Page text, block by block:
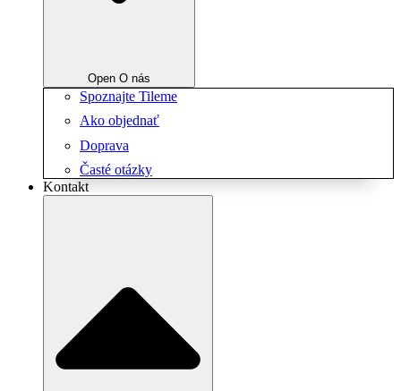
Open O nás
Spoznajte Tileme
Ako objednať
Doprava
Časté otázky
Kontakt